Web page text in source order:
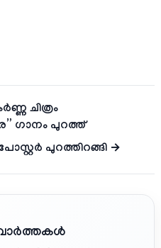
ചിത്രം
ഗാനം പുറത്ത്
പുറത്തിറങ്ങി →
വാര്‍ത്തകള്‍